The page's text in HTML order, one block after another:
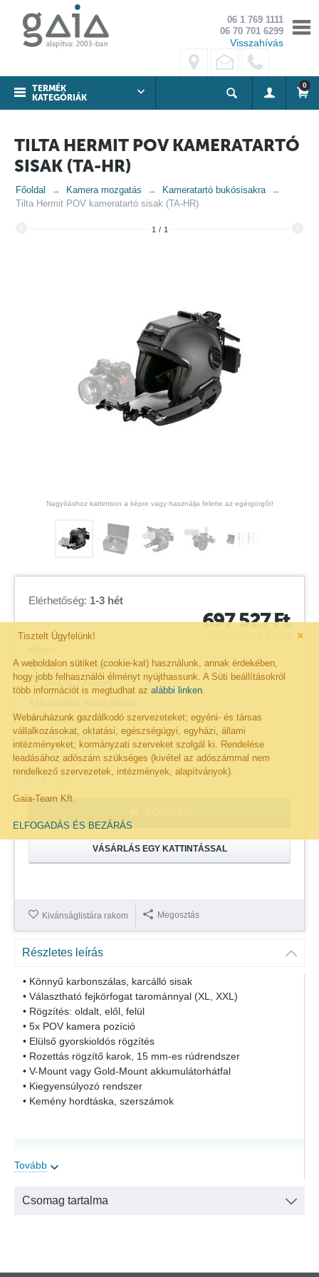
×
Tisztelt Ügyfelünk!
A weboldalon sütiket (cookie-kat) használunk, annak érdekében,
hogy jobb felhasználói élményt nyújthassunk. A Süti beállításokról
több információt is megtudhat az alábbi linken.
Webáruházunk gazdálkodó szervezeteket; egyéni- és társas
vállalkozásokat; oktatási, egészségügyi, egyházi, állami
intézményeket; kormányzati szerveket szolgál ki. Rendelése
leadásához adószám szükséges (kivétel az adószámmal nem
rendelkező szervezetek, intézmények, alapítványok).
Gaia-Team Kft.
ELFOGADÁS ÉS BEZÁRÁS
06 1 769 1111
06 70 701 6299
Visszahívás
TERMÉK
KATEGÓRIÁK
0
TILTA HERMIT POV KAMERATARTÓ
SISAK (TA-HR)
Főoldal Kamera mozgatás
Kameratartó bukósisakra
Tilta Hermit POV kameratartó sisak (TA-HR)
1 / 1
Nagyításhoz kattintson a képre vagy használja felette az egérgörgőt!
Elérhetőség: 1-3 hét
697 527Ft
XL (60-62cm)
XXL (62-64cm)
V-Mount
Gold-Mount
+
VÁSÁRLÁS EGY KATTINTÁSSAL
Kivánságlistára rakom Megosztás
Részletes leírás
• Könnyű karbonszálas, karcálló sisak
• Választható fejkörfogat tarománnyal (XL, XXL)
• Rögzítés: oldalt, elől, felül
• 5x POV kamera pozíció
• Elülső gyorskioldós rögzítés
• Rozettás rögzítő karok, 15 mm-es rúdrendszer
• V-Mount vagy Gold-Mount akkumulátorhátfal
• Kiegyensúlyozó rendszer
• Kemény hordtáska, szerszámok
68,6 x 43,2 x 40,6 cm
Tovább
Csomag tartalma